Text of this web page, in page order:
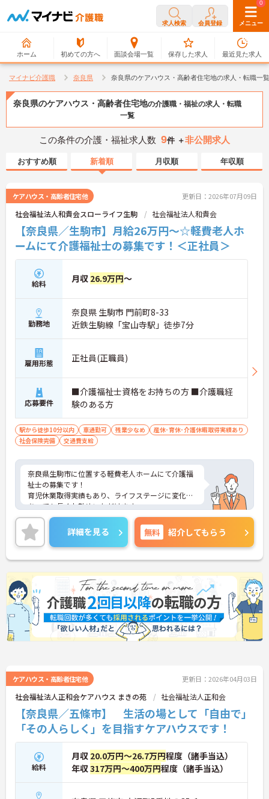
求人検索 会員登録 メニュー
ホーム 初めての方へ 面談会場一覧
0
保存した求人
0
最近見た求人
マイナビ介護職 奈良県 奈良県のケアハウス・高齢者住宅地の求人・転職一覧
奈良県のケアハウス・高齢者住宅地の介護職・福祉の求人・転職
一覧
この条件の介護・福祉求人数 9件 ＋非公開求人
おすすめ順 新着順 月収順 年収順
ケアハウス・高齢者住宅他 更新日：2026年07月09日
社会福祉法人和貴会スローライフ生駒 社会福祉法人和貴会
【奈良県／生駒市】月給26万円～☆軽費老人ホ
ームにて介護福祉士の募集です！＜正社員＞
給料 月収 26.9万円～
勤務地
奈良県 生駒市 門前町8-33
近鉄生駒線「宝山寺駅」徒歩7分
雇用形態 正社員(正職員)
応募要件
■介護福祉士資格をお持ちの方 ■介護職経
験のある方
駅から徒歩10分以内 車通勤可 残業少なめ
産休･育休･介護休暇取得実績あり
社会保険完備
交通費支給
奈良県生駒市に位置する軽費老人ホームにて介護福
祉士の募集です！
育児休業取得実績もあり、ライフステージに変化が
あっても長くお勤めいただけます。
また、休憩室も完備されているので、オンオフをし
っかりと切り替えられる環境です。
ご興味ある方には、面接対策ポイントなど、さらに
詳細をお話しいたしますのでお気軽にご相談くださ
い！
詳細を見る 無料 紹介してもらう
ケアハウス・高齢者住宅他 更新日：2026年04月03日
社会福祉法人正和会ケアハウス まきの苑 社会福祉法人正和会
【奈良県／五條市】 生活の場として「自由で」
「その人らしく」を目指すケアハウスです！
給料
月収 20.0万円～26.7万円程度（諸手当込）
年収317万円～400万円程度（諸手当込）